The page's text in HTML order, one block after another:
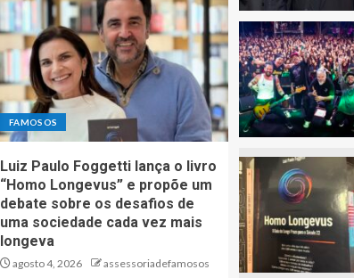
FAMOSOS
Luiz Paulo Foggetti lança o livro
“Homo Longevus” e propõe um
debate sobre os desafios de
uma sociedade cada vez mais
longeva
agosto 4, 2026 assessoriadefamosos